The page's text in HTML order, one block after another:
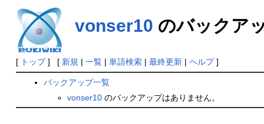
vonser10 のバックア
[ トップ] [ 新規 | 一覧| 単語検索| 最終更新| ヘルプ]
バックアップ一覧
vonser10 のバックアップはありません。